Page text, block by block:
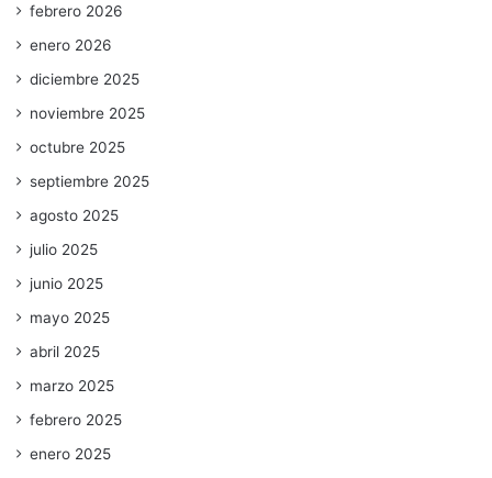
febrero 2026
enero 2026
diciembre 2025
noviembre 2025
octubre 2025
septiembre 2025
agosto 2025
julio 2025
junio 2025
mayo 2025
abril 2025
marzo 2025
febrero 2025
enero 2025